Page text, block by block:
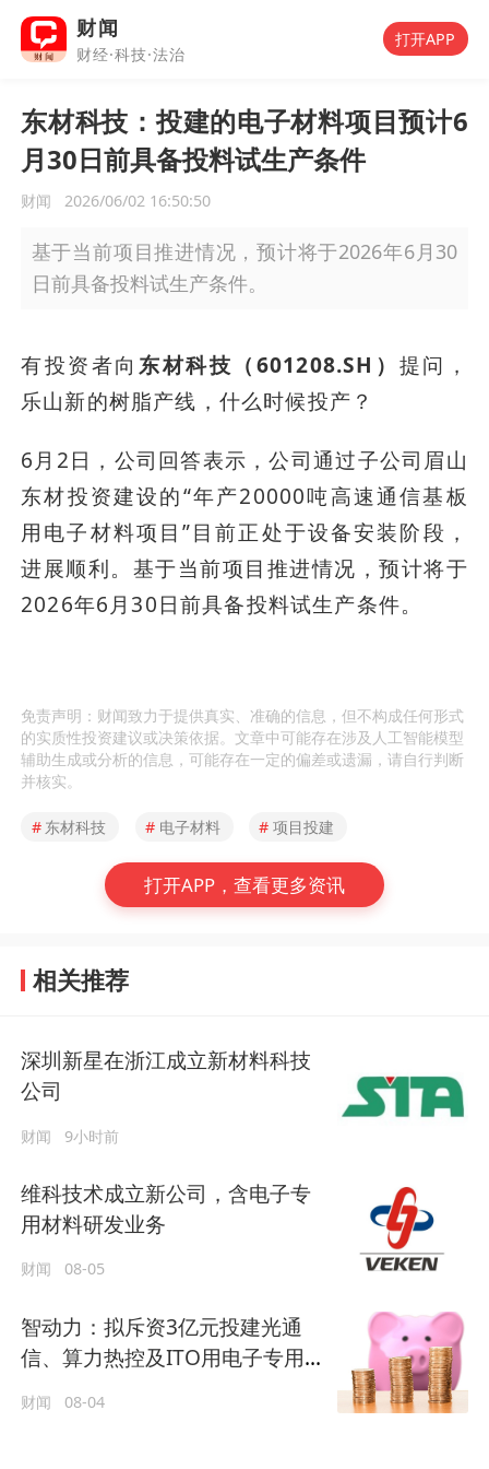
财闻
财经·科技·法治
打开APP
东材科技：投建的电子材料项目预计6
月30日前具备投料试生产条件
财闻 2026/06/02 16:50:50
基于当前项目推进情况，预计将于2026年6月30
日前具备投料试生产条件。
有投资者向 东材科技（601208.SH） 提问，
乐山新的树脂产线，什么时候投产？
6月2日，公司回答表示，公司通过子公司眉山
东材投资建设的“年产20000吨高速通信基板
用电子材料项目”目前正处于设备安装阶段，
进展顺利。基于当前项目推进情况，预计将于
2026年6月30日前具备投料试生产条件。
免责声明：财闻致力于提供真实、准确的信息，但不构成任何形式
的实质性投资建议或决策依据。文章中可能存在涉及人工智能模型
辅助生成或分析的信息，可能存在一定的偏差或遗漏，请自行判断
并核实。
# 东材科技 # 电子材料 # 项目投建
打开APP，查看更多资讯
相关推荐
深圳新星在浙江成立新材料科技
公司
财闻 9小时前
维科技术成立新公司，含电子专
用材料研发业务
财闻 08-05
智动力：拟斥资3亿元投建光通
信、算力热控及ITO用电子专用
财闻 08-04